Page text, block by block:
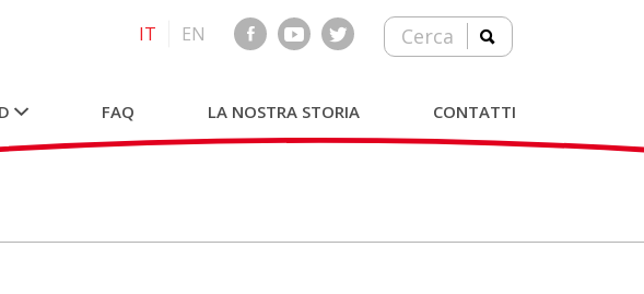
IT EN Cerca
FAQ LA NOSTRA STORIA CONTATTI